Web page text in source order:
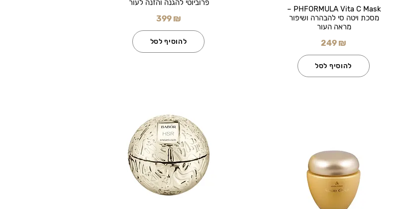
פרוביוטי להגנה והזנה לעור
399 ₪
להוסיף לסל
PHFORMULA Vita C Mask –
מסכת ויטה סי להבהרה ושיפור
מראה העור
249 ₪
להוסיף לסל